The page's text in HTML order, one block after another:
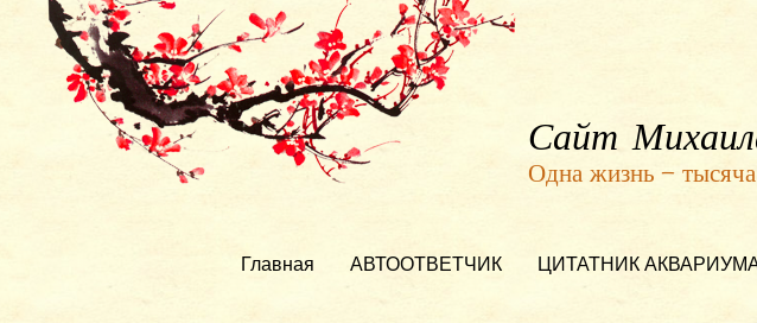
Сайт
Одна жизнь —
Главная АВТООТВЕТЧИК ЦИТАТНИК